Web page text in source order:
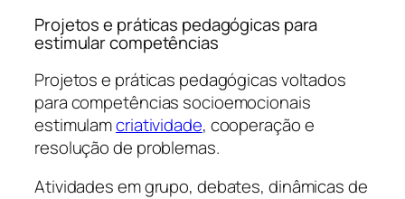
Projetos e práticas pedagógicas para
estimular competências
Projetos e práticas pedagógicas voltados
para competências socioemocionais
estimulamcriatividade, cooperação e
resolução de problemas.
Atividades em grupo, debates, dinâmicas de